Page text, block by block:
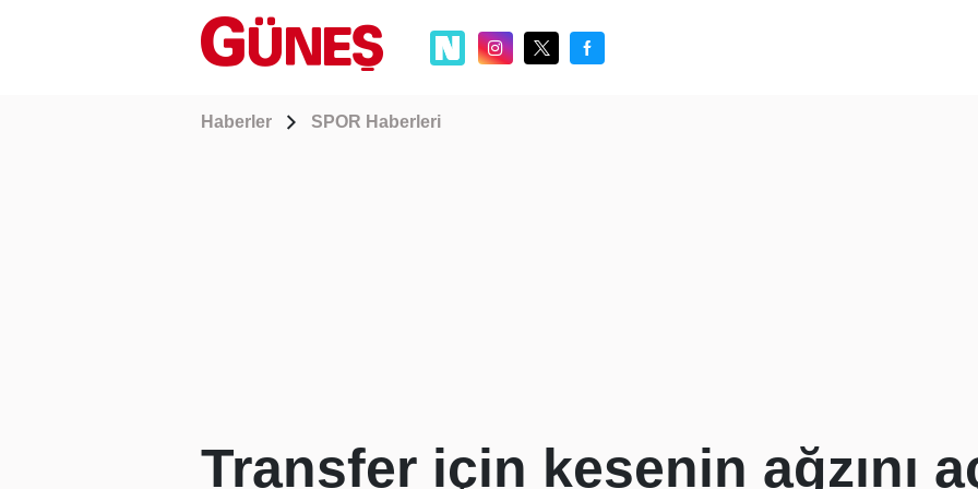
Haberler SPOR Haberleri
Transfer için kesenin ağzını